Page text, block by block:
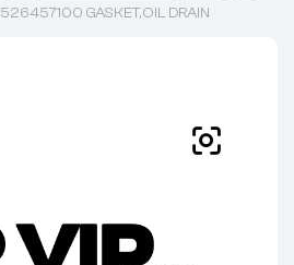
526457100 GASKET,OIL DRAIN